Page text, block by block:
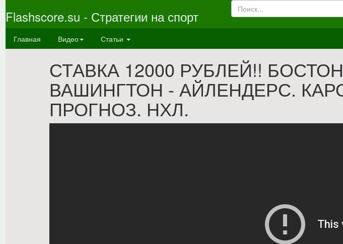
Flashscore.su - Стратегии на спорт
Главная Видео Статьи
СТАВКА 12000 РУБЛЕЙ!!
ВАШИНГТОН - АЙЛЕНДЕРС.
ПРОГНОЗ. НХЛ.